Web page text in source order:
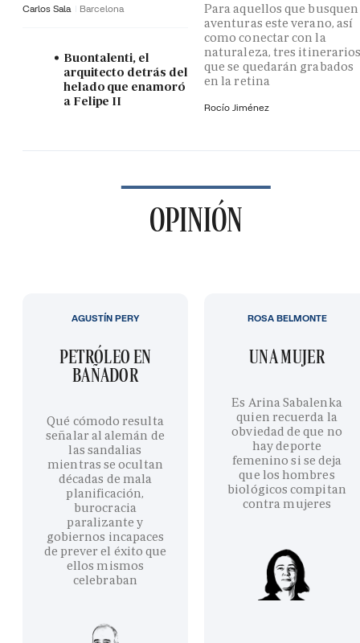
Carlos Sala Barcelona
Buontalenti, el
arquitecto detrás del
helado que enamoró
a Felipe II
Para aquellos que busquen
aventuras este verano, así
como conectar con la
naturaleza, tres
que se quedarán grabados
en la retina
Rocío Jiménez
OPINIÓN
PETRÓLEO EN
BAÑADOR
Qué cómodo resulta
señalar al alemán de
las sandalias
mientras se ocultan
décadas de mala
planificación,
burocracia
paralizante y
gobiernos incapaces
de prever el éxito que
ellos mismos
celebraban
AGUSTÍN PERY
UNA MUJER
Es Arina Sabalenka
quien recuerda la
obviedad de que no
hay deporte
femenino si se deja
que los hombres
biológicos compitan
contra mujeres
ROSA BELMONTE